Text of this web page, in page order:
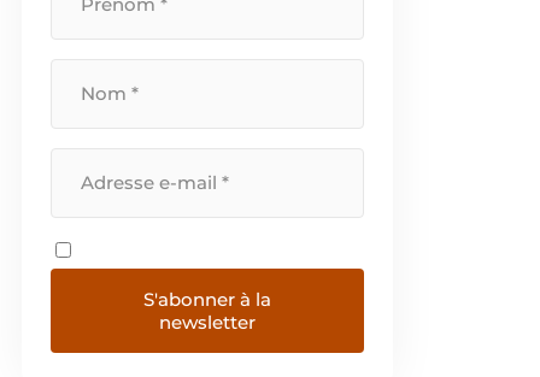
S'abonner à la
newsletter